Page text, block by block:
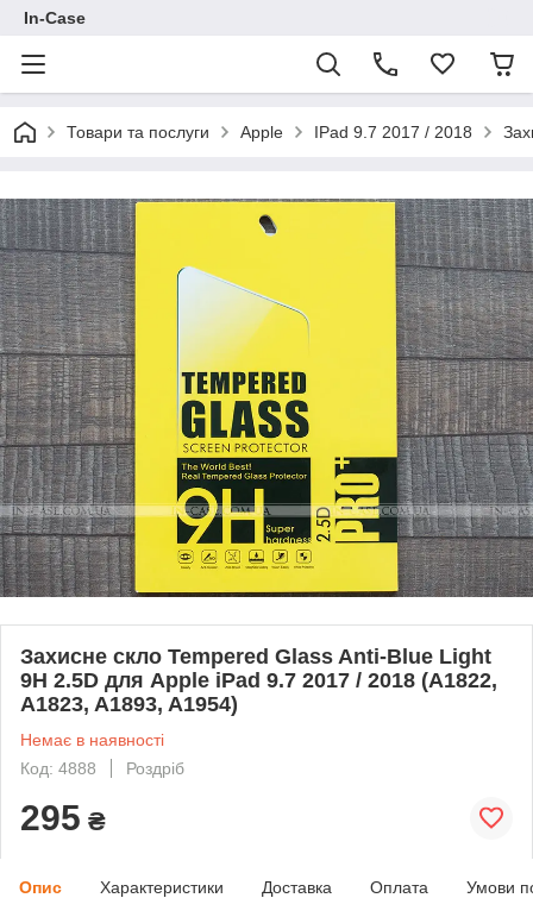
In-Case
Товари та послуги Apple IPad 9.7 2017 / 2018
Захисне скло Tempered Glass Anti-Blue Light
9H 2.5D для Apple iPad 9.7 2017 / 2018 (A1822,
A1823, A1893, A1954)
Немає в наявності
Код: 4888
Роздріб
295 ₴
Опис Характеристики Доставка Оплата Умови